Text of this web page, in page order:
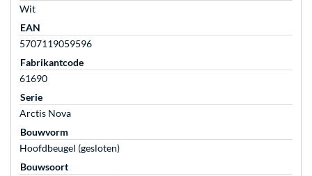
Wit
EAN
5707119059596
Fabrikantcode
61690
Serie
Arctis Nova
Bouwvorm
Hoofdbeugel (gesloten)
Bouwsoort